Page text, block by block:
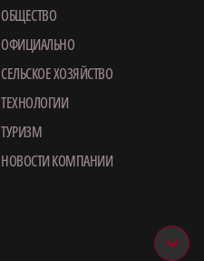
ОБЩЕСТВО
ОФИЦИАЛЬНО
СЕЛЬСКОЕ ХОЗЯЙСТВО
ТЕХНОЛОГИИ
ТУРИЗМ
НОВОСТИ КОМПАНИИ